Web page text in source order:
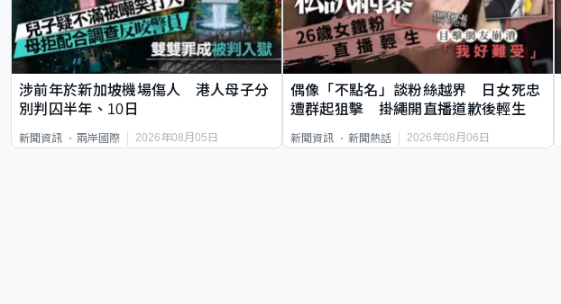
涉前年於新加坡機場傷人 港人母子分
別判囚半年、10日
新聞資訊 兩岸國際 2026年08月05日
偶像「不點名」談粉絲越界 日女死忠
遭群起狙擊 掛繩開直播道歉後輕生
新聞資訊 新聞熱話 2026年08月06日